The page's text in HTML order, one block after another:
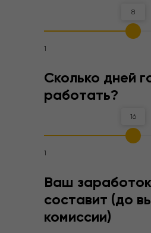
8
1
Сколько дней
работать?
16
1
Ваш заработок
составит (до
комиссии)